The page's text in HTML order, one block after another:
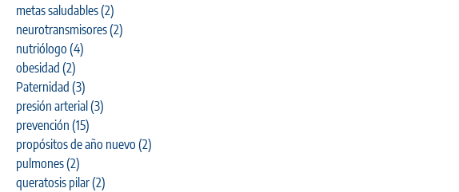
metas saludables(2)
neurotransmisores(2)
nutriólogo (4)
obesidad (2)
Paternidad (3)
presión arterial(3)
prevención (15)
propósitos de año nuevo (2)
pulmones(2)
queratosis pilar(2)